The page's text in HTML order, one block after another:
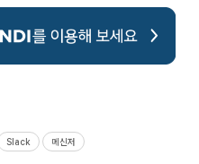
Slack 메신저